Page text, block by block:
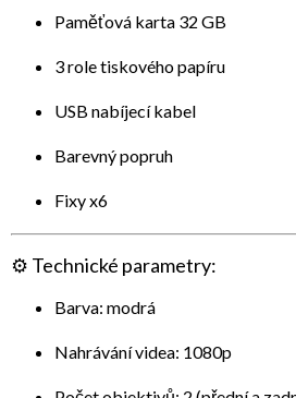
Paměťová karta 32 GB
3 role tiskového papíru
USB nabíjecí kabel
Barevný popruh
Fixy x6
⚙️ Technické parametry:
Barva: modrá
Nahrávání videa: 1080p